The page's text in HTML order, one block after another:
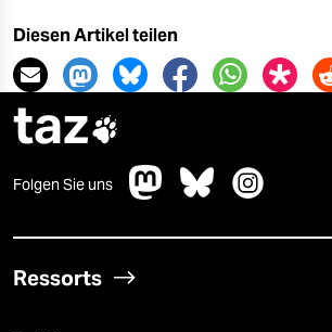
Diesen Artikel teilen
taz
Folgen Sie uns
Ressorts